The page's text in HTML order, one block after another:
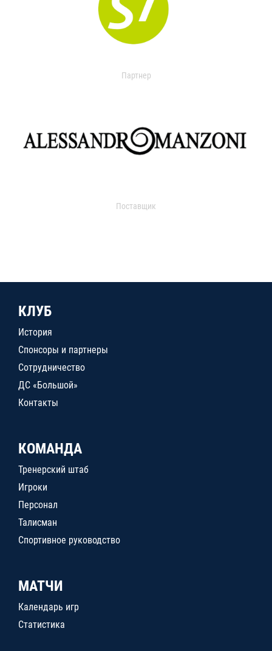
Партнер
Поставщик
КЛУБ
История
Спонсоры и партнеры
Сотрудничество
ДС «Большой»
Контакты
КОМАНДА
Тренерский штаб
Игроки
Персонал
Талисман
Спортивное руководство
МАТЧИ
Календарь игр
Статистика